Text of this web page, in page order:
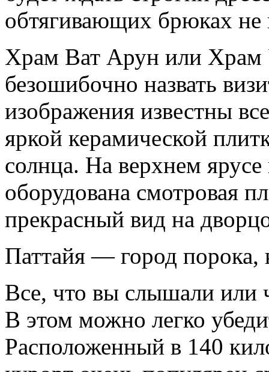
обтягивающих брюках не
Храм Ват Арун или Храм
безошибочно назвать
изображения известны
яркой керамической
солнца. На верхнем
оборудована смотровая
прекрасный вид на
Паттайя — город порока,
Все, что вы слышали или
В этом можно легко
Расположенный в 140